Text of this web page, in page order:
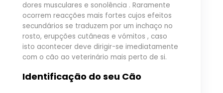
dores musculares e sonolência . Raramente
ocorrem reacções mais fortes cujos efeitos
secundários se traduzem por um inchaço no
rosto, erupções cutâneas e vómitos , caso
isto acontecer deve dirigir-se imediatamente
com o cão ao veterinário mais perto de si.
Identificação do seu Cão